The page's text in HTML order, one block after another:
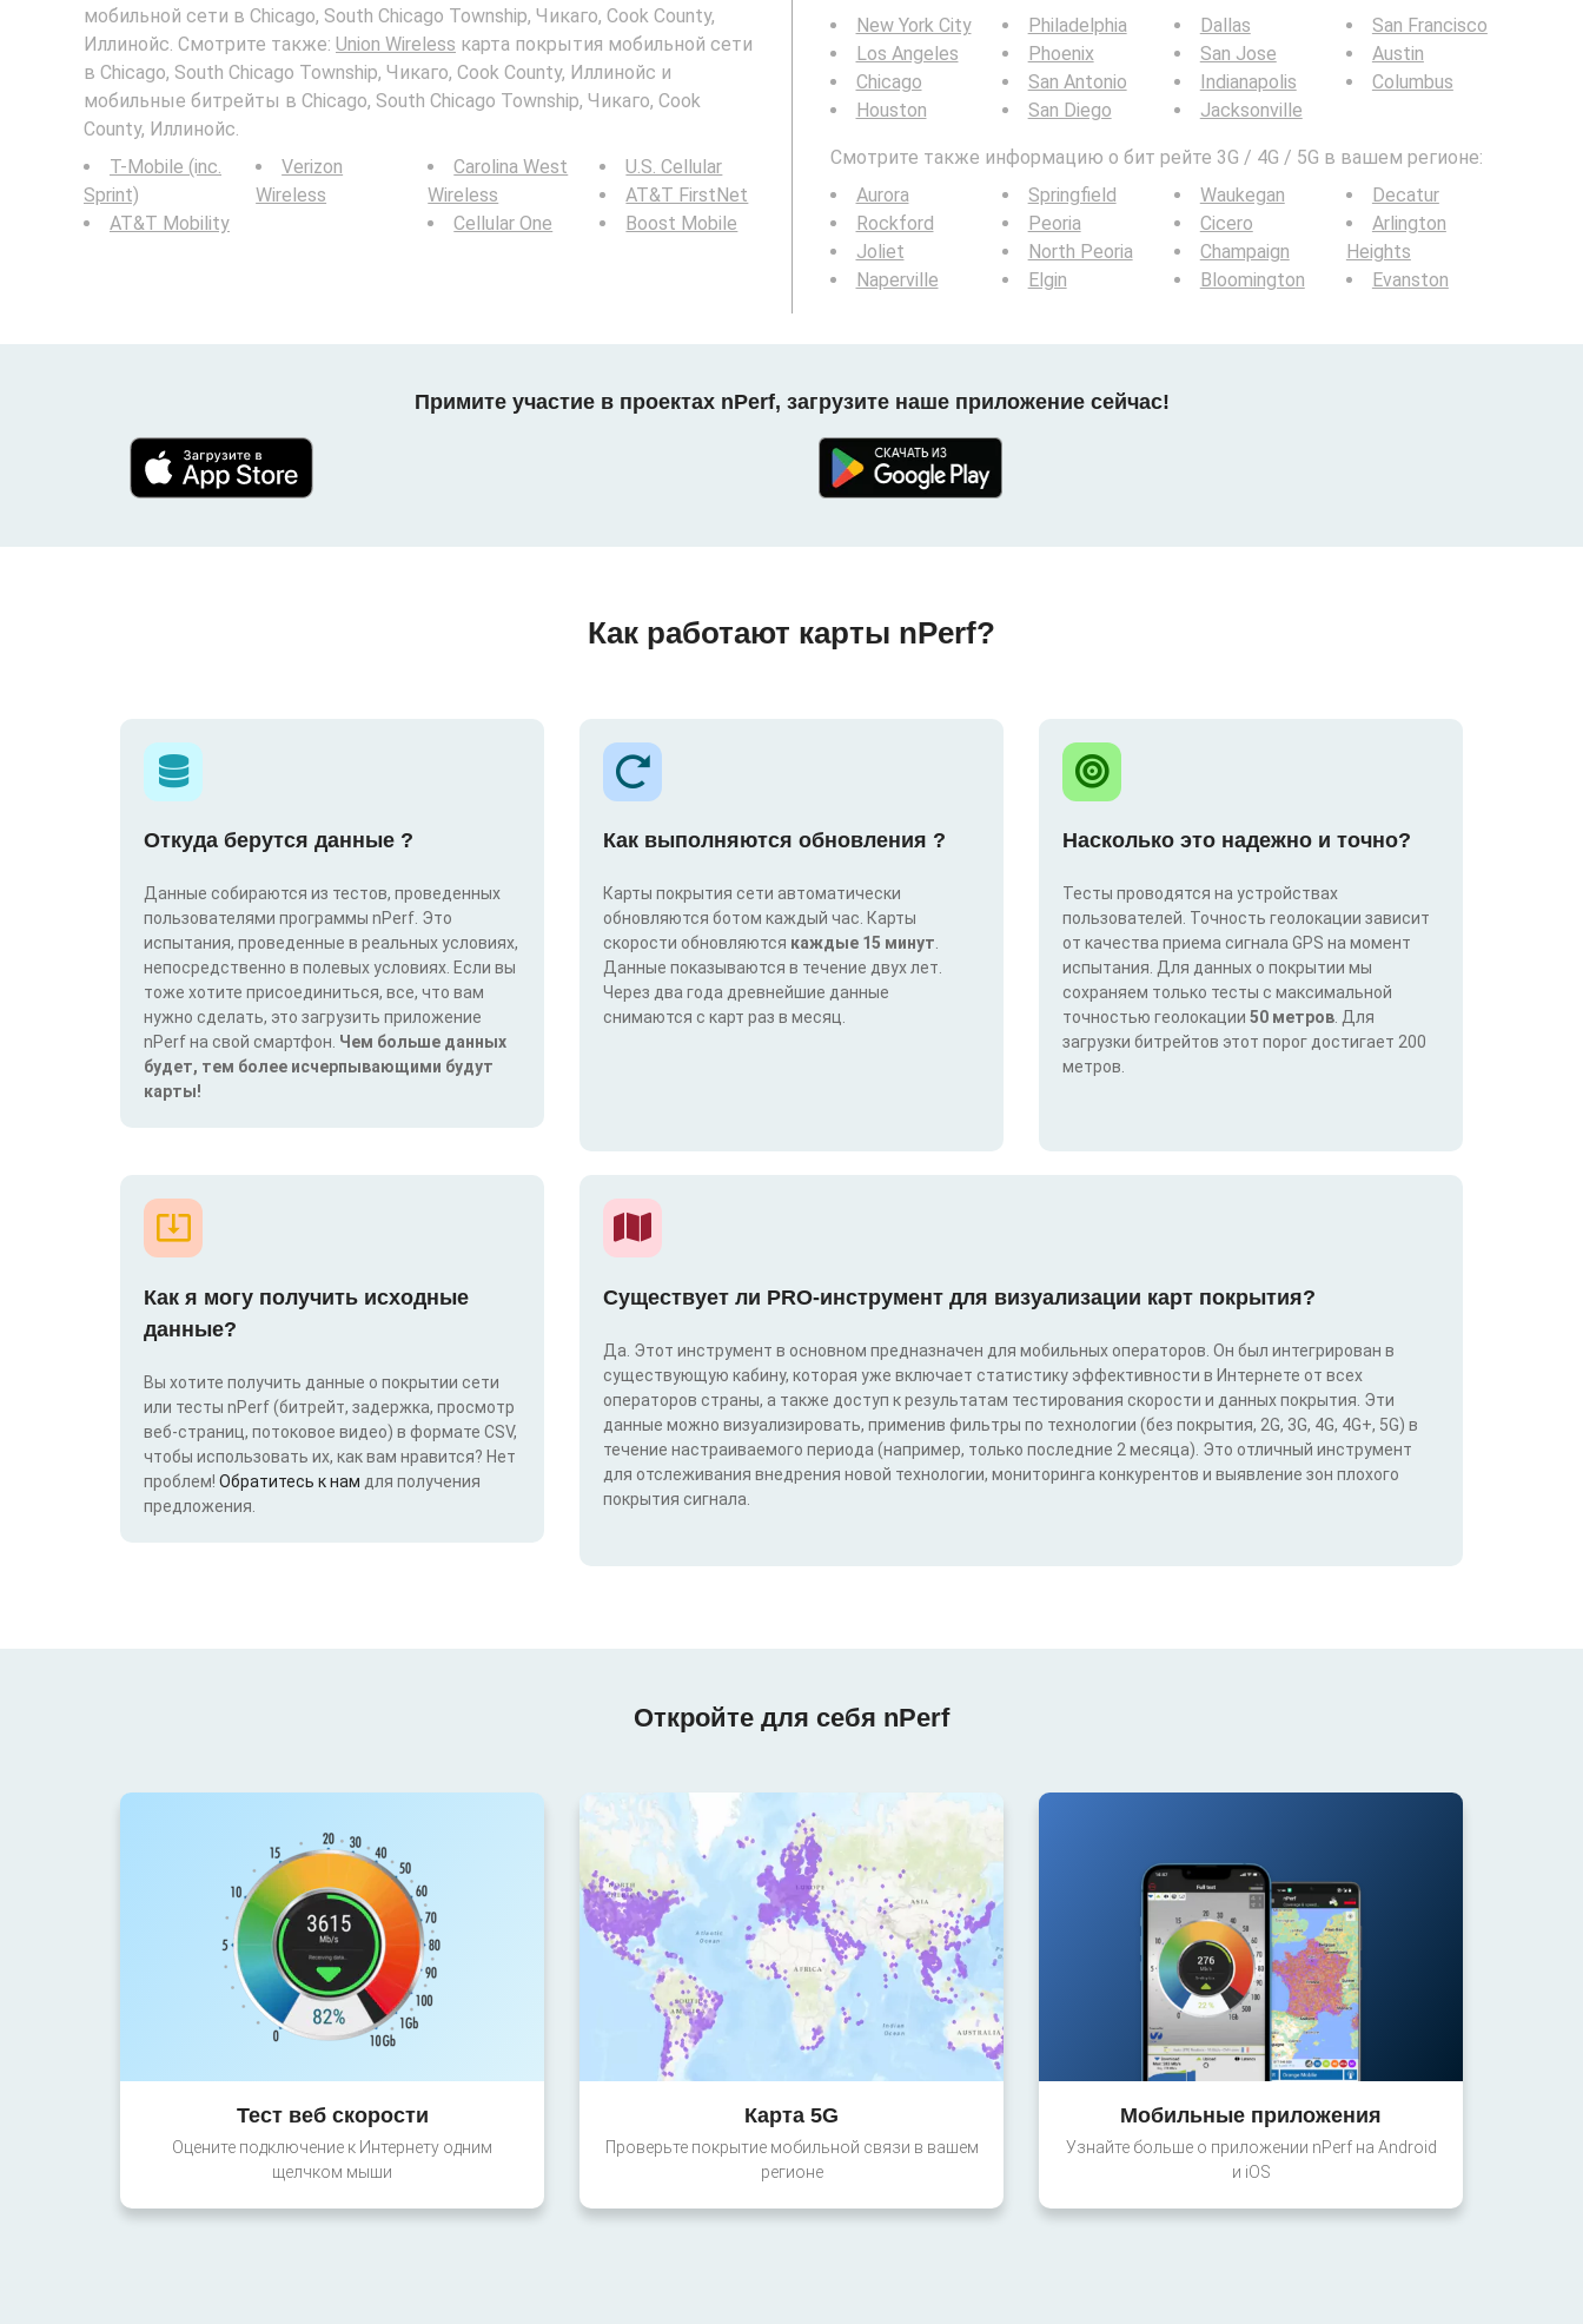
мобильной сети в Chicago, South Chicago Township, Чикаго, Cook County,
Иллинойс. Смотрите также: Union Wireless карта покрытия мобильной сети
в Chicago, South Chicago Township, Чикаго, Cook County, Иллинойс и
мобильные битрейты в Chicago, South Chicago Township, Чикаго, Cook
County, Иллинойс.
T-Mobile (inc.
Sprint)
AT&T Mobility
Verizon
Wireless
Carolina West
Wireless
Cellular One
U.S. Cellular
AT&T FirstNet
Boost Mobile
New York City
Los Angeles
Chicago
Houston
Philadelphia
Phoenix
San Antonio
San Diego
Dallas
San Jose
Indianapolis
Jacksonville
San Francisco
Austin
Columbus
Смотрите также информацию о бит рейте 3G / 4G / 5G в вашем регионе:
Aurora
Rockford
Joliet
Naperville
Springfield
Peoria
North Peoria
Elgin
Waukegan
Cicero
Champaign
Bloomington
Decatur
Arlington
Heights
Evanston
Примите участие в проектах nPerf, загрузите наше приложение сейчас!
Как работают карты nPerf?
Откуда берутся данные ?
Данные собираются из тестов, проведенных
пользователями программы nPerf. Это
испытания, проведенные в реальных условиях,
непосредственно в полевых условиях. Если вы
тоже хотите присоединиться, все, что вам
нужно сделать, это загрузить приложение
nPerf на свой смартфон. Чем больше данных
будет, тем более исчерпывающими будут
карты!
Как выполняются обновления ?
Карты покрытия сети автоматически
обновляются ботом каждый час. Карты
скорости обновляются каждые 15 минут
Данные показываются в течение двух лет.
Через два года древнейшие данные
снимаются с карт раз в месяц.
Насколько это надежно и точно?
Тесты проводятся на устройствах
пользователей. Точность геолокации зависит
от качества приема сигнала GPS на момент
испытания. Для данных о покрытии мы
сохраняем только тесты с максимальной
точностью геолокации 50 метров . Для
загрузки битрейтов этот порог достигает 200
метров.
Как я могу получить исходные
данные?
Вы хотите получить данные о покрытии сети
или тесты nPerf (битрейт, задержка, просмотр
веб-страниц, потоковое видео) в формате CSV,
чтобы использовать их, как вам нравится? Нет
проблем! Обратитесь к нам для получения
предложения.
Существует ли PRO-инструмент для визуализации карт покрытия?
Да. Этот инструмент в основном предназначен для мобильных операторов. Он был интегрирован в
существующую кабину, которая уже включает статистику эффективности в Интернете от всех
операторов страны, а также доступ к результатам тестирования скорости и данных покрытия. Эти
данные можно визуализировать, применив фильтры по технологии (без покрытия, 2G, 3G, 4G, 4G+, 5G) в
течение настраиваемого периода (например, только последние 2 месяца). Это отличный инструмент
для отслеживания внедрения новой технологии, мониторинга конкурентов и выявление зон плохого
покрытия сигнала.
Откройте для себя nPerf
Тест веб скорости
Оцените подключение к Интернету одним
щелчком мыши
Карта 5G
Проверьте покрытие мобильной связи в вашем
регионе
Мобильные приложения
Узнайте больше о приложении nPerf на Android
и iOS